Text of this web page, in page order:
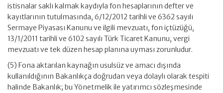
istisnalar saklı kalmak kaydıyla fon hesaplarının defter ve
kayıtlarının tutulmasında, 6/12/2012 tarihli ve 6362 sayılı
Sermaye Piyasası Kanunu ve ilgili mevzuatı, fon içtüzüğü,
13/1/2011 tarihli ve 6102 sayılı Türk Ticaret Kanunu, vergi
mevzuatı ve tek düzen hesap planına uyması zorunludur.
(5) Fona aktarılan kaynağın usulsüz ve amacı dışında
kullanıldığının Bakanlıkça doğrudan veya dolaylı olarak tespiti
halinde Bakanlık; bu Yönetmelik ile yatırımcı sözleşmesinde